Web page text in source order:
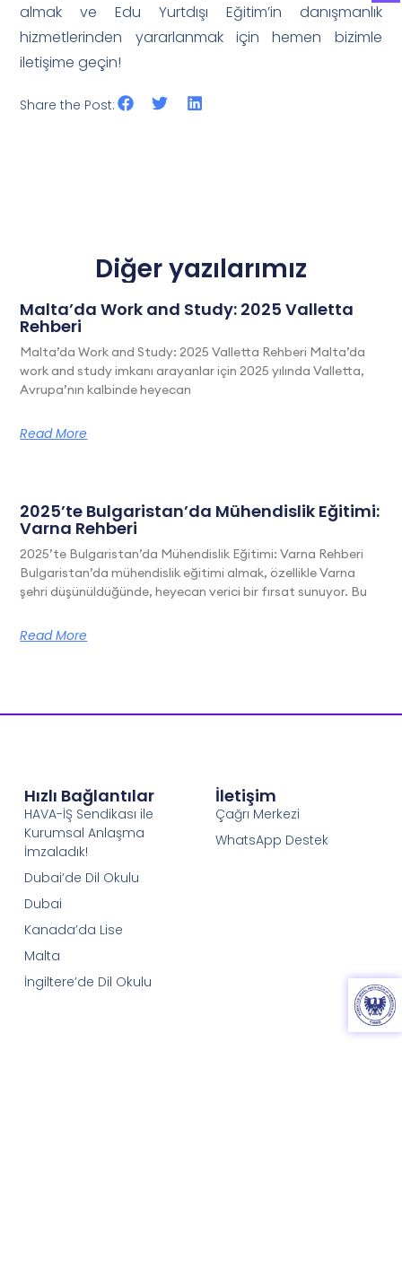
almak ve Edu Yurtdışı Eğitim’in danışmanlık
hizmetlerinden yararlanmak için hemen bizimle
iletişime geçin!
Share the Post:
Diğer yazılarımız
Malta’da Work and Study: 2025 Valletta
Rehberi
Malta’da Work and Study: 2025 Valletta Rehberi Malta’da
work and study imkanı arayanlar için 2025 yılında Valletta,
Avrupa’nın kalbinde heyecan
Read More
2025’te Bulgaristan’da Mühendislik Eğitimi:
Varna Rehberi
2025’te Bulgaristan’da Mühendislik Eğitimi: Varna Rehberi
Bulgaristan’da mühendislik eğitimi almak, özellikle Varna
şehri düşünüldüğünde, heyecan verici bir fırsat sunuyor. Bu
Read More
Hızlı Bağlantılar
HAVA-İŞ Sendikası ile
Kurumsal Anlaşma
İmzaladık!
Dubai’de Dil Okulu
Dubai
Kanada’da Lise
Malta
İngiltere’de Dil Okulu
İletişim
Çağrı Merkezi
WhatsApp Destek